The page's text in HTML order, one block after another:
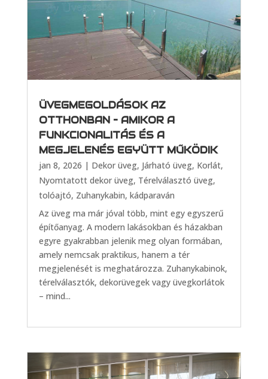
ÜVEGMEGOLDÁSOK AZ
OTTHONBAN – AMIKOR A
FUNKCIONALITÁS ÉS A
MEGJELENÉS EGYÜTT MŰKÖDIK
jan 8, 2026 | Dekor üveg, Járható üveg, Korlát,
Nyomtatott dekor üveg, Térelválasztó üveg,
tolóajtó, Zuhanykabin, kádparaván
Az üveg ma már jóval több, mint egy egyszerű
építőanyag. A modern lakásokban és házakban
egyre gyakrabban jelenik meg olyan formában,
amely nemcsak praktikus, hanem a tér
megjelenését is meghatározza. Zuhanykabinok,
térelválasztók, dekorüvegek vagy üvegkorlátok
– mind...